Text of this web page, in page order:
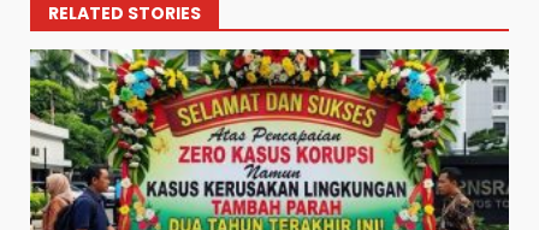
RELATED STORIES